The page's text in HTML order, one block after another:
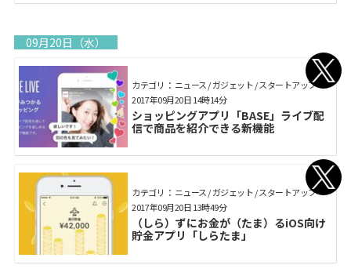
09月20日（水）
カテゴリ： ニュース / ガジェット / スタートアップ
ショッピングアプリ「BASE」ライブ配
信で商品を紹介できる新機能
2017年09月20日 14時14分
カテゴリ： ニュース / ガジェット / スタートアップ
（しら）ずにお金が（たま）るiOS向け
貯金アプリ「しらたま」
2017年09月20日 13時49分